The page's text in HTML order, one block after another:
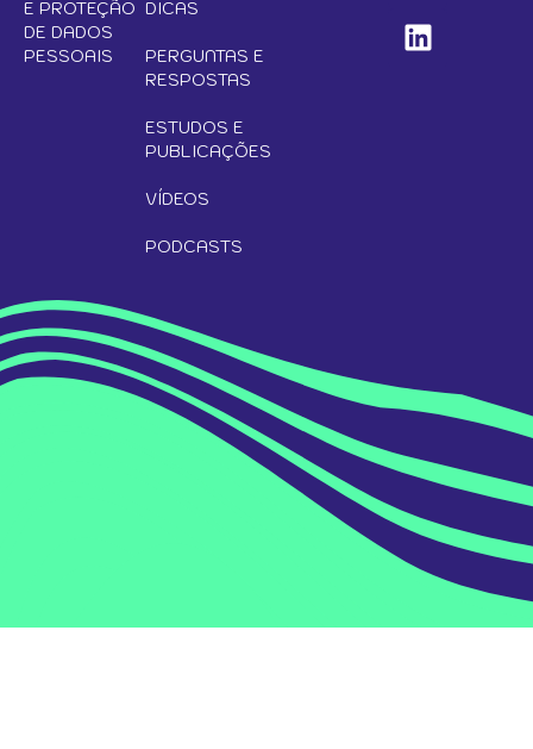
E PROTEÇÃO
DE DADOS
PESSOAIS
DICAS
PERGUNTAS E
RESPOSTAS
ESTUDOS E
PUBLICAÇÕES
VÍDEOS
PODCASTS